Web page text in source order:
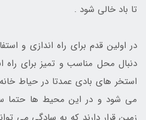
تا باد خالی شود .
در اولین قدم برای راه اندازی و
دنبال محل مناسب و تمیز برای راه
استخر های بادی عمدتا در حیاط
می شود و در این محیط ها حتما